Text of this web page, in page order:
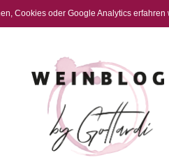
Cookies oder Google Analytics